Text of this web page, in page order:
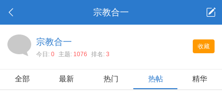
宗教合一
收藏
宗教合一
今日: 0 主题: 1076 排名: 3
全部 最新 热门 热帖 精华